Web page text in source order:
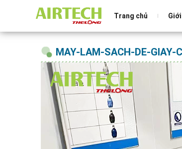
Trang chủ
MAY-LAM-SACH-DE-GIAY-